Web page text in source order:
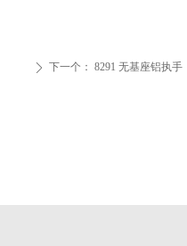
ꄲ 下一个： 8291 无基座铝执手